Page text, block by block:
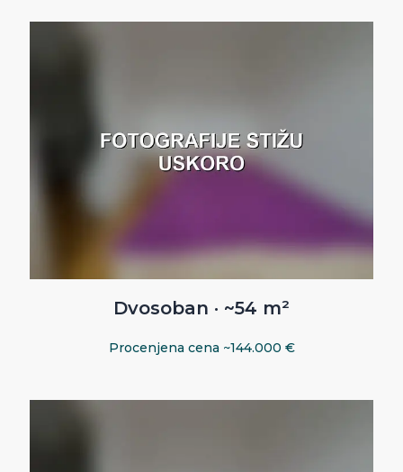
Dvosoban · ~54 m²
Procenjena cena ~144.000 €